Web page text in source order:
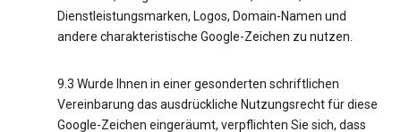
Dienstleistungsmarken, Logos, Domain-Namen und
andere charakteristische Google-Zeichen zu nutzen.
9.3 Wurde Ihnen in einer gesonderten schriftlichen
Vereinbarung das ausdrückliche Nutzungsrecht für diese
Google-Zeichen eingeräumt, verpflichten Sie sich, dass